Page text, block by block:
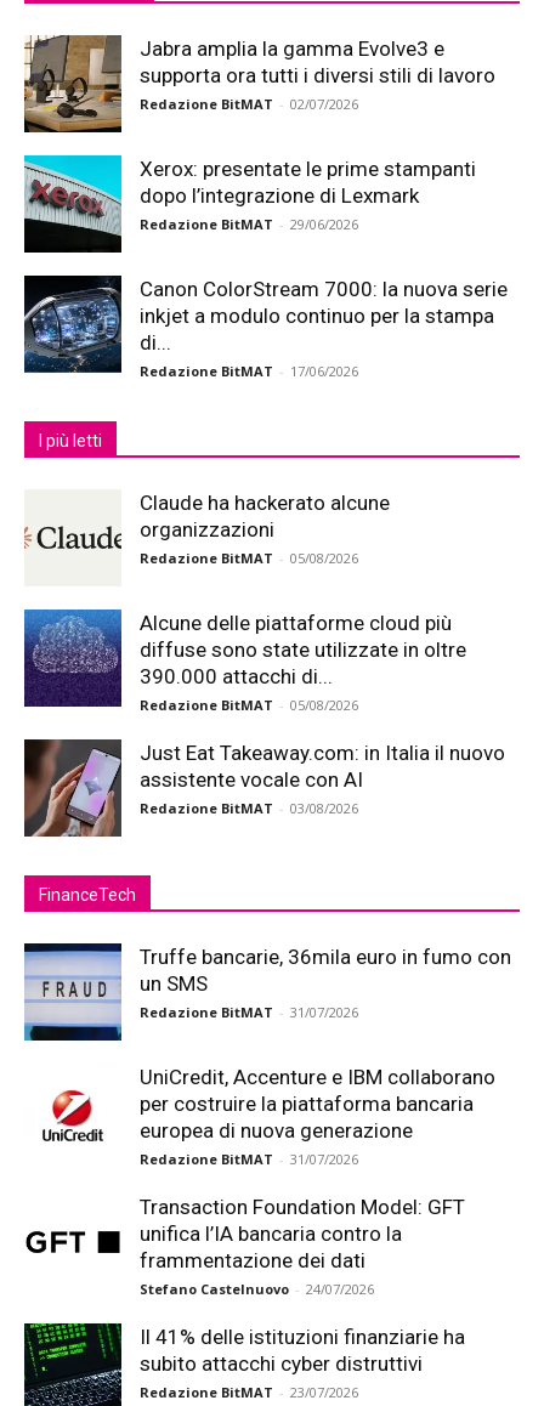
Jabra amplia la gamma Evolve3 e
supporta ora tutti i diversi stili di lavoro
Redazione BitMAT - 02/07/2026
Xerox: presentate le prime stampanti
dopo l’integrazione di Lexmark
Redazione BitMAT - 29/06/2026
Canon ColorStream 7000: la nuova serie
inkjet a modulo continuo per la stampa
di...
Redazione BitMAT - 17/06/2026
I più letti
Claude ha hackerato alcune
organizzazioni
Redazione BitMAT - 05/08/2026
Alcune delle piattaforme cloud più
diffuse sono state utilizzate in oltre
390.000 attacchi di...
Redazione BitMAT - 05/08/2026
Just Eat Takeaway.com: in Italia il nuovo
assistente vocale con AI
Redazione BitMAT - 03/08/2026
FinanceTech
Truffe bancarie, 36mila euro in fumo con
un SMS
Redazione BitMAT - 31/07/2026
UniCredit, Accenture e IBM collaborano
per costruire la piattaforma bancaria
europea di nuova generazione
Redazione BitMAT - 31/07/2026
Transaction Foundation Model: GFT
unifica l’IA bancaria contro la
frammentazione dei dati
Stefano Castelnuovo - 24/07/2026
Il 41% delle istituzioni finanziarie ha
subito attacchi cyber distruttivi
Redazione BitMAT - 23/07/2026